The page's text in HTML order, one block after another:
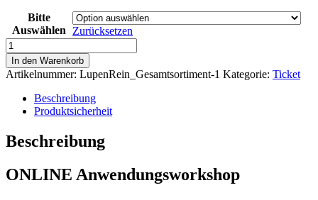
Bitte
Auswählen
Zurücksetzen
Anmeldung:
Das
LupenRein
Gesamtsortiment
Haut-,
und
Wohlfühlprodukte,
selbständige
Friseure
In den Warenkorb
Artikelnummer: LupenRein_Gesamtsortiment-1 Kategorie: Ticket
Beschreibung
Produktsicherheit
Beschreibung
ONLINE Anwendungsworkshop